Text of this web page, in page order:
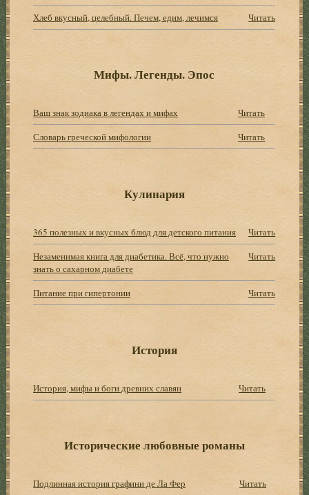
Хлеб вкусный, целебный. Печем, едим, лечимся Читать
Мифы. Легенды. Эпос
Ваш знак зодиака в легендах и мифах
Читать
Словарь греческой мифологии
Читать
Кулинария
365 полезных и вкусных блюд для детского питания
Читать
Незаменимая книга для диабетика. Всё, что нужно
знать о сахарном диабете
Читать
Питание при гипертонии Читать
История
История, мифы и боги древних славян Читать
Исторические любовные романы
Подлинная история графини де Ла Фер Читать